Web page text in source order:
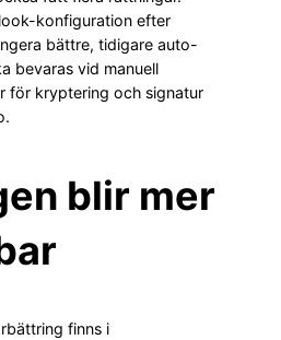
konfiguration efter
bättre, tidigare auto-
bevaras vid manuell
för kryptering och signatur
blir mer
finns i